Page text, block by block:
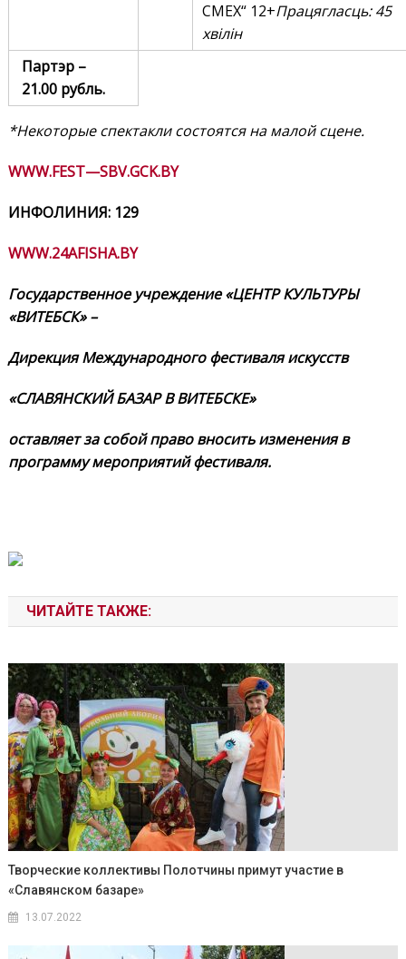
СМЕХ“ 12+Працягласць: 45
хвілін
Партэр –
21.00 рубль.
*Некоторые спектакли состоятся на малой сцене.
WWW.FEST—SBV.GCK.BY
ИНФОЛИНИЯ: 129
WWW.24AFISHA.BY
Государственное учреждение «ЦЕНТР КУЛЬТУРЫ
«ВИТЕБСК» –
Дирекция Международного фестиваля искусств
«СЛАВЯНСКИЙ БАЗАР В ВИТЕБСКЕ»
оставляет за собой право вносить изменения в
программу мероприятий фестиваля.
ЧИТАЙТЕ ТАКЖЕ:
Творческие коллективы Полотчины примут участие в
«Славянском базаре»
13.07.2022